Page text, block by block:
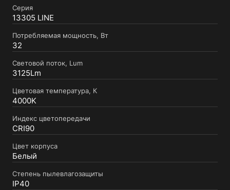
Серия
13305 LINE
Потребляемая мощность, Вт
32
Световой поток, Lum
3125Lm
Цветовая температура, К
4000K
Индекс цветопередачи
CRI90
Цвет корпуса
Белый
Степень пылевлагозащиты
IP40